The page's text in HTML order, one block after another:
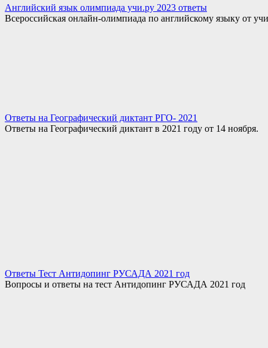
Английский язык олимпиада учи.ру 2023 ответы
Всероссийская онлайн-олимпиада по английскому языку от
Ответы на Географический диктант РГО- 2021
Ответы на Географический диктант в 2021 году от 14 ноября.
Ответы Тест Антидопинг РУСАДА 2021 год
Вопросы и ответы на тест Антидопинг РУСАДА 2021 год